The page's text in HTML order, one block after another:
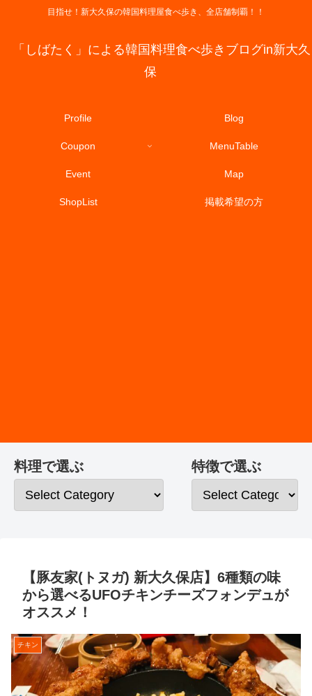
目指せ！新大久保の韓国料理屋食べ歩き、全店舗制覇！！
「しばたく」による韓国料理食べ歩きブログin新大久
保
Profile Blog
Coupon MenuTable
Event Map
ShopList 掲載希望の方
料理で選ぶ 特徴で選ぶ
【豚友家(トヌガ) 新大久保店】6種類の味
から選べるUFOチキンチーズフォンデュが
オススメ！
チキン